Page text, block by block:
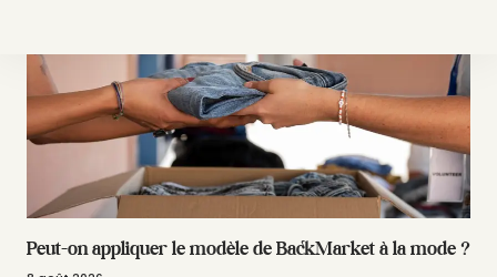
Peut-on appliquer le modèle de BackMarket à la mode ?